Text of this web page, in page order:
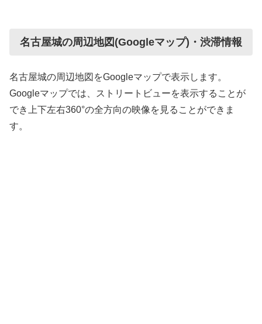
名古屋城の周辺地図(Googleマップ)・渋滞情報
名古屋城の周辺地図をGoogleマップで表示します。
Googleマップでは、ストリートビューを表示することが
でき上下左右360°の全方向の映像を見ることができま
す。